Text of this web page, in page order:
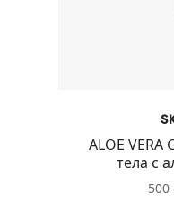
ALOE VERA
тела с